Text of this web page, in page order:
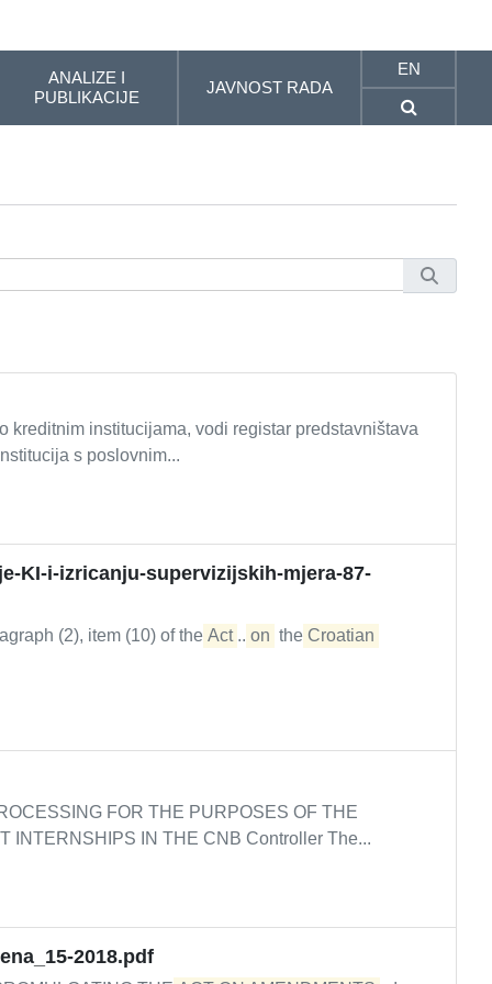
ANALIZE I
PUBLIKACIJE
JAVNOST RADA
EN
kreditnim institucijama, vodi registar predstavništava
s poslovnim...
KI-i-izricanju-supervizijskih-mjera-87-
(2), item (10) of the Act ... on the Croatian
FOR THE PURPOSES OF THE
INTERNSHIPS IN THE CNB Controller The...
2018.pdf